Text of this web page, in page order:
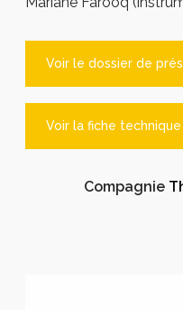
Voir le dossier de
Voir la fiche technique
Compagnie